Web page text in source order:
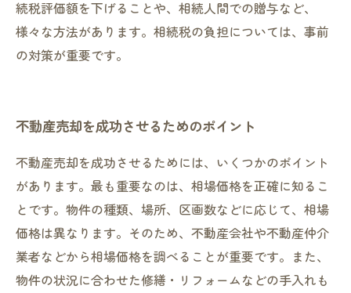
続税評価額を下げることや、相続人間での贈与など、
様々な方法があります。相続税の負担については、事前
の対策が重要です。
不動産売却を成功させるためのポイント
不動産売却を成功させるためには、いくつかのポイント
があります。最も重要なのは、相場価格を正確に知るこ
とです。物件の種類、場所、区画数などに応じて、相場
価格は異なります。そのため、不動産会社や不動産仲介
業者などから相場価格を調べることが重要です。また、
物件の状況に合わせた修繕・リフォームなどの手入れも